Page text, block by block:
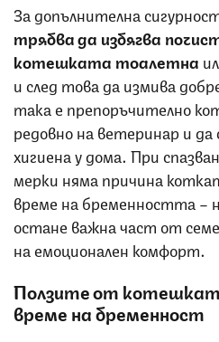
За допълнителна
трябва да избягва
котешката тоалетна
и след това да измива
така е препоръчително
редовно на ветеринар и
хигиена у дома. При
мерки няма причина
време на бременността –
остане важна част от
на емоционален комфорт.
Ползите от
време на бременност